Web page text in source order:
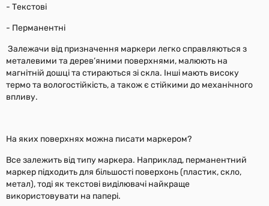
- Текстові
- Перманентні
Залежачи від призначення маркери легко справляються з
металевими та дерев’яними поверхнями, малюють на
магнітній дошці та стираються зі скла. Інші мають високу
термо та вологостійкість, а також є стійкими до механічного
впливу.
На яких поверхнях можна писати маркером?
Все залежить від типу маркера. Наприклад, перманентний
маркер підходить для більшості поверхонь (пластик, скло,
метал), тоді як текстові виділювачі найкраще
використовувати на папері.